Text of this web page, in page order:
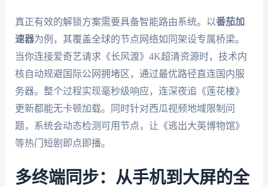
真正有效的解锁方案需要具备智能路由系统。以番茄加
速器为例，其覆盖全球的节点网络如同架设专属桥梁。
当你连接爱奇艺请求《长风渡》4K超清资源时，技术内
核自动规避国际公网拥堵区，通过最优路径直连国内服
务器。整个过程实现毫秒级响应，连深夜追《莲花楼》
更新都能无卡顿加载。同时针对西瓜视频地域限制问
题，系统会动态检测可用节点，让《逃出大英博物馆》
等热门短剧即点即播。
多终端同步：从手机到大屏的全